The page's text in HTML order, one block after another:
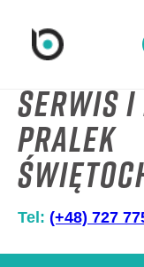
Serwis i
pralek
Tel: (+48) 727